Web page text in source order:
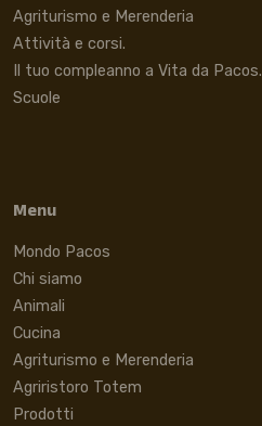
Agriturismo e Merenderia
Attività e corsi.
Il tuo compleanno a Vita da Pacos.
Scuole
Menu
Mondo Pacos
Chi siamo
Animali
Cucina
Agriturismo e Merenderia
Agriristoro Totem
Prodotti